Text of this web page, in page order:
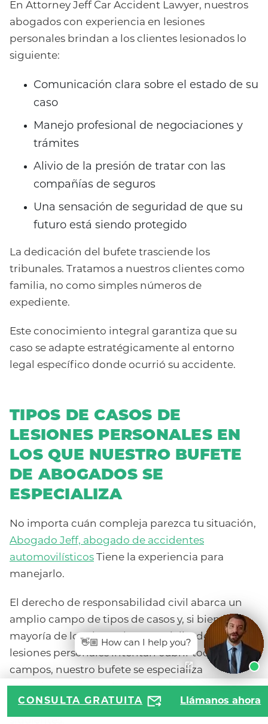
En Attorney Jeff Car Accident Lawyer, nuestros
abogados con experiencia en lesiones
personales brindan a los clientes lesionados lo
siguiente:
Comunicación clara sobre el estado de su
caso
Manejo profesional de negociaciones y
trámites
Alivio de la presión de tratar con las
compañías de seguros
Una sensación de seguridad de que su
futuro está siendo protegido
La dedicación del bufete trasciende los
tribunales. Tratamos a nuestros clientes como
familia, no como simples números de
expediente.
Este conocimiento integral garantiza que su
caso se adapte estratégicamente al entorno
legal específico donde ocurrió su accidente.
TIPOS DE CASOS DE
LESIONES PERSONALES EN
LOS QUE NUESTRO BUFETE
DE ABOGADOS SE
ESPECIALIZA
No importa cuán compleja parezca tu situación,
Abogado Jeff, abogado de accidentes
automovilísticos Tiene la experiencia para
manejarlo.
El derecho de responsabilidad civil abarca un
amplio campo de tipos de casos y, si bien la
mayoría de los abogados especializados en
lesiones personales intentan cubrir todos los
campos, nuestro bufete se especializa
exclusivamente en derecho de lesiones
personales para tipos de casos que incluyen los
CONSULTA GRATUITA Llámanos ahora
👋🏼 How can I help you?